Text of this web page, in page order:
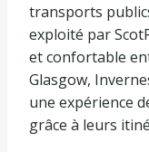
transports
exploité par
et confortable
Glasgow,
une expérience
grâce à leurs